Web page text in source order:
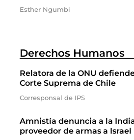
Esther Ngumbi
Derechos Humanos
Relatora de la ONU
Corte Suprema de Chile
Corresponsal de IPS
Amnistía denuncia a la
proveedor de armas a Israel